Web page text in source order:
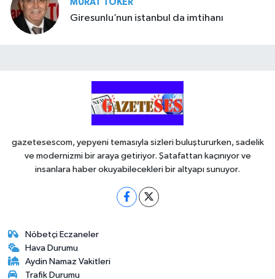
MURAT TOKER
Giresunlu’nun istanbul da imtihanı
gazetesescom, yepyeni temasıyla sizleri buluştururken, sadelik
ve modernizmi bir araya getiriyor. Şatafattan kaçınıyor ve
insanlara haber okuyabilecekleri bir altyapı sunuyor.
Nöbetçi Eczaneler
Hava Durumu
Aydin Namaz Vakitleri
Trafik Durumu